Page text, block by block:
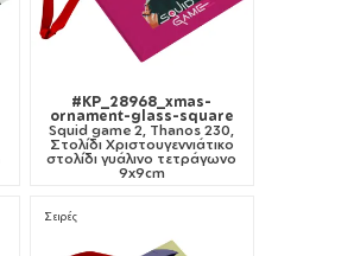
#KP_28968_xmas-
ornament-glass-square
Squid game 2, Thanos 230,
Στολίδι Χριστουγεννιάτικο
στολίδι γυάλινο τετράγωνο
9x9cm
Σειρές